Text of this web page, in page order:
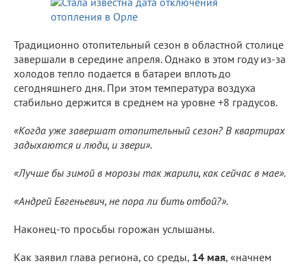
Традиционно отопительный сезон в областной столице
завершали в середине апреля. Однако в этом году из-за
холодов тепло подается в батареи вплоть до
сегодняшнего дня. При этом температура воздуха
стабильно держится в среднем на уровне +8 градусов.
«Когда уже завершат отопительный сезон? В квартирах
задыхаются и люди, и звери».
«Лучше бы зимой в морозы так жарили, как сейчас в мае».
«Андрей Евгеньевич, не пора ли бить отбой?».
Наконец-то просьбы горожан услышаны.
Как заявил глава региона, со среды, 14 мая, «начнем